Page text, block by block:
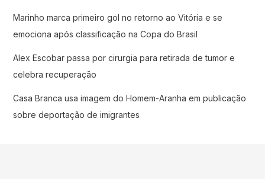
Marinho marca primeiro gol no retorno ao Vitória e se
emociona após classificação na Copa do Brasil
Alex Escobar passa por cirurgia para retirada de tumor e
celebra recuperação
Casa Branca usa imagem do Homem-Aranha em publicação
sobre deportação de imigrantes